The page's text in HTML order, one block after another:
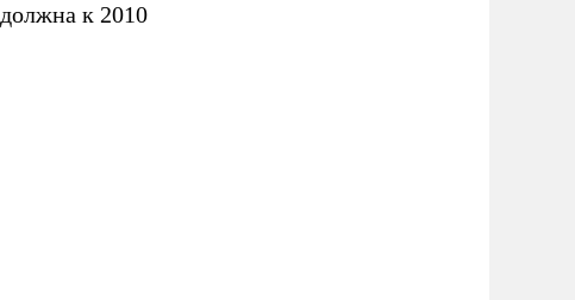
к 2010